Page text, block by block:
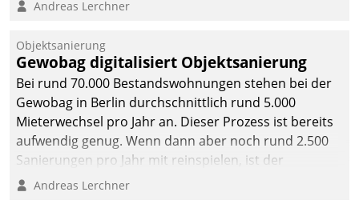
Unternehmen am
Andreas Lerchner
Objektsanierung
Gewobag digitalisiert Objektsanierung
Bei rund 70.000 Bestandswohnungen stehen bei der
Gewobag in Berlin durchschnittlich rund 5.000
Mieterwechsel pro Jahr an. Dieser Prozess ist bereits
aufwendig genug. Wenn dann aber noch rund 2.500
Sanierungen pro Jahr mit reinspielen, ist der
Betreuungs- und Organisationsaufwand immens. Im
Andreas Lerchner